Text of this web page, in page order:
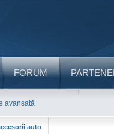
FORUM
avansată
auto